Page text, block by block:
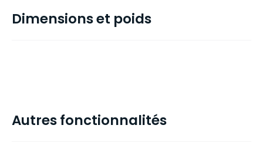
Dimensions et poids
Autres fonctionnalités